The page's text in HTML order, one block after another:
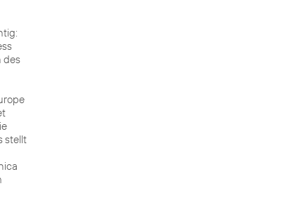
des
stellt